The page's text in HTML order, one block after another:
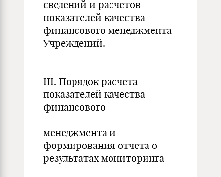
сведений и расчетов
показателей качества
финансового менеджмента
Учреждений.
III. Порядок расчета
показателей качества
финансового
менеджмента и
формирования отчета о
результатах мониторинга